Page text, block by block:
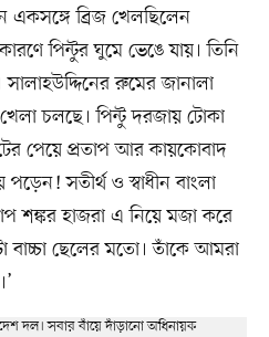
একসঙ্গে ব্রিজ খেলছিলেন
পিন্টুর ঘুমে ভেঙে যায়। তিনি
রুমের জানালা
চলছে। পিন্টু দরজায় টোকা
পেয়ে প্রতাপ আর কায়কোবাদ
সতীর্থ ও স্বাধীন বাংলা
শঙ্কর হাজরা এ নিয়ে মজা করে
ছেলের মতো। তাঁকে আমরা